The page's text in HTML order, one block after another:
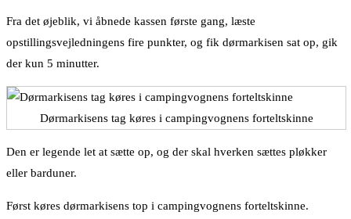
Fra det øjeblik, vi åbnede kassen første gang, læste
opstillingsvejledningens fire punkter, og fik dørmarkisen sat op, gik
der kun 5 minutter.
Dørmarkisens tag køres i campingvognens forteltskinne
Den er legende let at sætte op, og der skal hverken sættes pløkker
eller barduner.
Først køres dørmarkisens top i campingvognens forteltskinne.